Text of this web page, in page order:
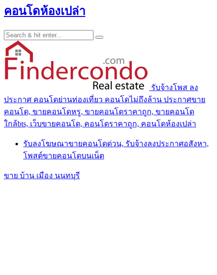
คอนโดห้องเปล่า
รับจ้างโพส ลง
ประกาศ คอนโดย่านท่องเที่ยว คอนโดไม่ถึงล้าน ประกาศขาย
คอนโด, ขายคอนโดหรู, ขายคอนโดราคาถูก, ขายคอนโด
ใกล้bts, เว็บขายคอนโด, คอนโดราคาถูก, คอนโดห้องเปล่า
รับลงโฆษณาขายคอนโดด่วน, รับจ้างลงประกาศอสังหา,
โพสต์ขายคอนโดบนเน็ต
ขาย บ้าน เมือง นนทบุรี